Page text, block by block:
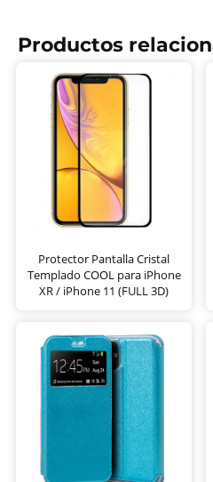
Productos
Protector Pantalla Cristal
Templado COOL para iPhone
XR / iPhone 11 (FULL 3D)